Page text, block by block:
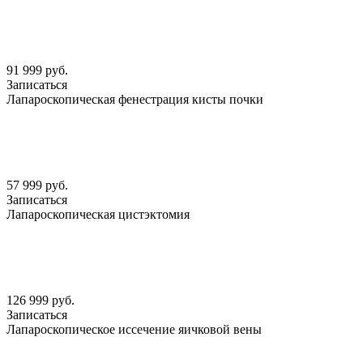
91 999 руб.
Записаться
Лапароскопическая фенестрация кисты почки
57 999 руб.
Записаться
Лапароскопическая цистэктомия
126 999 руб.
Записаться
Лапароскопическое иссечение яичковой вены